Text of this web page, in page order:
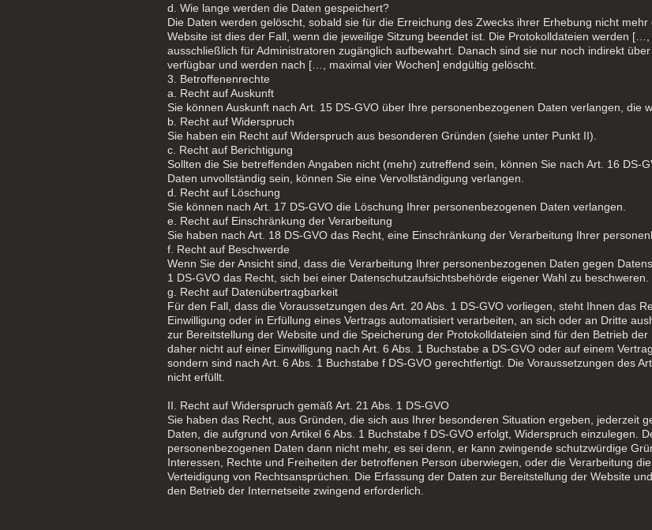
d. Wie lange werden die Daten gespeichert?
Die Daten werden gelöscht, sobald sie für die Erreichung des Zwecks ihrer Erhebung nicht
Website ist dies der Fall, wenn die jeweilige Sitzung beendet ist. Die Protokolldateien werden
ausschließlich für Administratoren zugänglich aufbewahrt. Danach sind sie nur noch indirekt
verfügbar und werden nach […, maximal vier Wochen] endgültig gelöscht.
3. Betroffenenrechte
a. Recht auf Auskunft
Sie können Auskunft nach Art. 15 DS-GVO über Ihre personenbezogenen Daten verlangen, die
b. Recht auf Widerspruch
Sie haben ein Recht auf Widerspruch aus besonderen Gründen (siehe unter Punkt II).
c. Recht auf Berichtigung
Sollten die Sie betreffenden Angaben nicht (mehr) zutreffend sein, können Sie nach Art. 16 DS-
Daten unvollständig sein, können Sie eine Vervollständigung verlangen.
d. Recht auf Löschung
Sie können nach Art. 17 DS-GVO die Löschung Ihrer personenbezogenen Daten verlangen.
e. Recht auf Einschränkung der Verarbeitung
Sie haben nach Art. 18 DS-GVO das Recht, eine Einschränkung der Verarbeitung Ihrer
f. Recht auf Beschwerde
Wenn Sie der Ansicht sind, dass die Verarbeitung Ihrer personenbezogenen Daten gegen
1 DS-GVO das Recht, sich bei einer Datenschutzaufsichtsbehörde eigener Wahl zu beschweren.
g. Recht auf Datenübertragbarkeit
Für den Fall, dass die Voraussetzungen des Art. 20 Abs. 1 DS-GVO vorliegen, steht Ihnen das
Einwilligung oder in Erfüllung eines Vertrags automatisiert verarbeiten, an sich oder an Dritte
zur Bereitstellung der Website und die Speicherung der Protokolldateien sind für den Betrieb
daher nicht auf einer Einwilligung nach Art. 6 Abs. 1 Buchstabe a DS-GVO oder auf einem
sondern sind nach Art. 6 Abs. 1 Buchstabe f DS-GVO gerechtfertigt. Die Voraussetzungen des
nicht erfüllt.
II. Recht auf Widerspruch gemäß Art. 21 Abs. 1 DS-GVO
Sie haben das Recht, aus Gründen, die sich aus Ihrer besonderen Situation ergeben, jederzeit
Daten, die aufgrund von Artikel 6 Abs. 1 Buchstabe f DS-GVO erfolgt, Widerspruch einzulegen.
personenbezogenen Daten dann nicht mehr, es sei denn, er kann zwingende schutzwürdige
Interessen, Rechte und Freiheiten der betroffenen Person überwiegen, oder die Verarbeitung
Verteidigung von Rechtsansprüchen. Die Erfassung der Daten zur Bereitstellung der Website
den Betrieb der Internetseite zwingend erforderlich.